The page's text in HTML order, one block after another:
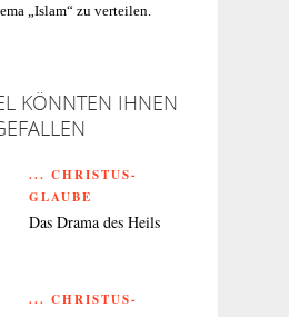
„Is­lam“ zu verteilen.
KÖNNTEN IHNEN
... CHRISTUS-
GLAUBE
Das Drama des Heils
... CHRISTUS-